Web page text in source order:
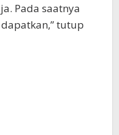
Pada saatnya
tutup